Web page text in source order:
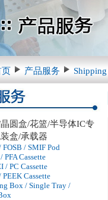
页 产品服务
圆盒/花篮/半导体IC专
盒/承载器
FOSB / SMIF Pod
PFA Cassette
/ PC Cassette
Cassette
Box / Single Tray /